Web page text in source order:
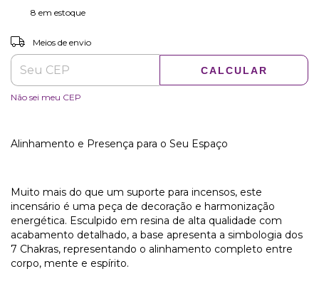
8 em estoque
Entregas para o CEP:
Meios de envio
CALCULAR
Não sei meu CEP
Alinhamento e Presença para o Seu Espaço
Muito mais do que um suporte para incensos, este
incensário é uma peça de decoração e harmonização
energética. Esculpido em resina de alta qualidade com
acabamento detalhado, a base apresenta a simbologia dos
7 Chakras, representando o alinhamento completo entre
corpo, mente e espírito.